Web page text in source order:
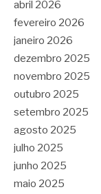
abril 2026
fevereiro 2026
janeiro 2026
dezembro 2025
novembro 2025
outubro 2025
setembro 2025
agosto 2025
julho 2025
junho 2025
maio 2025